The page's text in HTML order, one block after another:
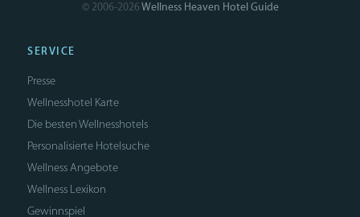
© 2006-2026Wellness Heaven Hotel Guide
SERVICE
Presse
Wellnesshotel Karte
Die besten Wellnesshotels
Personalisierte Hotelsuche
Wellness Angebote
Wellness Lexikon
Gewinnspiel